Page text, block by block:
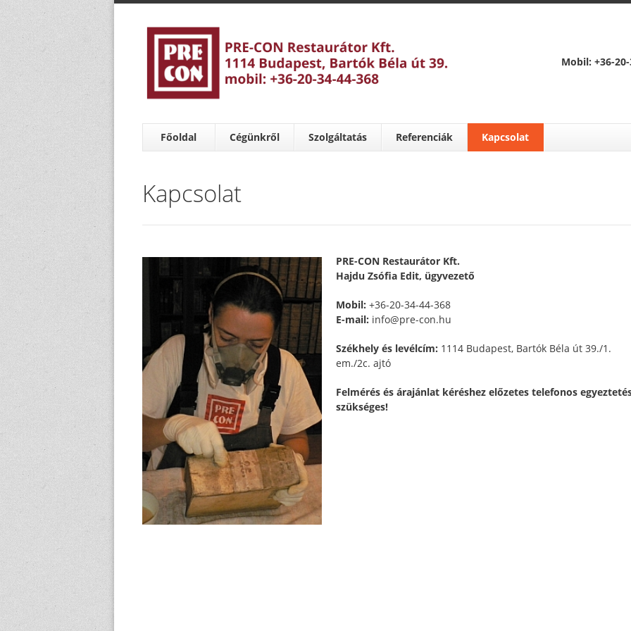
Mobil: +36-
Főoldal Cégünkről Szolgáltatás Referenciák Kapcsolat
Kapcsolat
PRE-CON Restaurátor Kft.
Hajdu Zsófia Edit, ügyvezető
Mobil: +36-20-34-44-368
E-mail: info@pre-con.hu
Székhely és levélcím: 1114 Budapest, Bartók Béla út 39./1.
em./2c. ajtó
Felmérés és árajánlat kéréshez előzetes telefonos
szükséges!